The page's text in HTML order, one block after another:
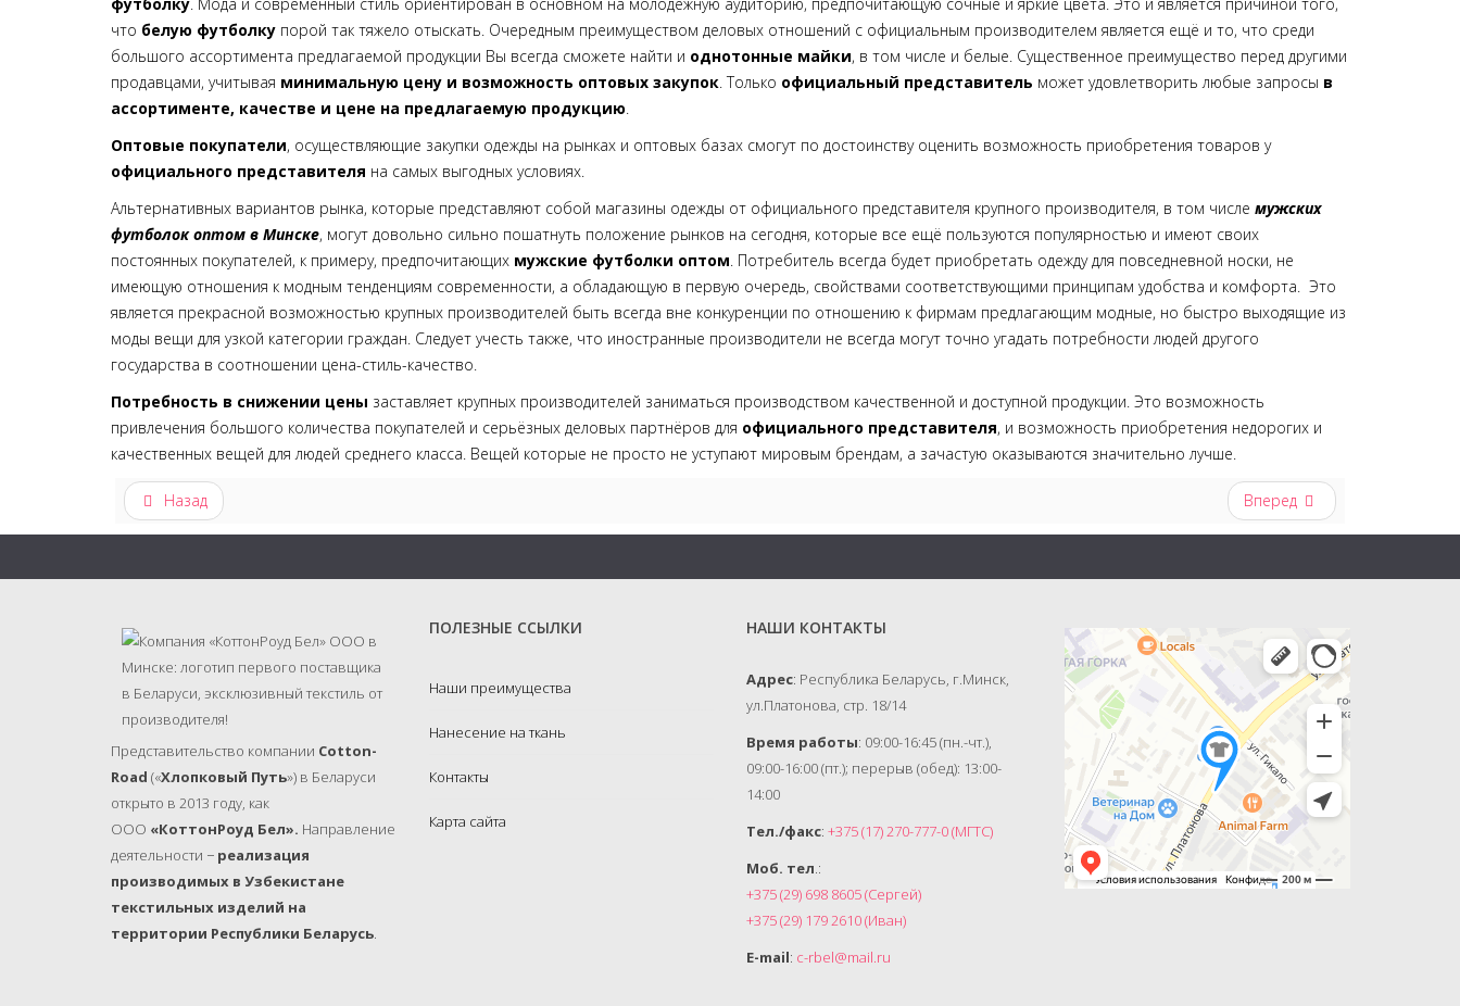
что белую футболку порой так тяжело отыскать. Очередным преимуществом деловых отношений с официальным производителем является ещё и то, что среди
большого ассортимента предлагаемой продукции Вы всегда сможете найти и однотонные майки, в том числе и белые. Существенное преимущество перед другими
продавцами, учитывая минимальную цену и возможность оптовых закупок. Только официальный представитель может удовлетворить любые запросы в
ассортименте, качестве и цене на предлагаемую продукцию.
Оптовые покупатели, осуществляющие закупки одежды на рынках и оптовых базах смогут по достоинству оценить возможность приобретения товаров у
официального представителя на самых выгодных условиях.
Альтернативных вариантов рынка, которые представляют собой магазины одежды от официального представителя крупного производителя, в том числе мужских
футболок оптом в Минске, могут довольно сильно пошатнуть положение рынков на сегодня, которые все ещё пользуются популярностью и имеют своих
постоянных покупателей, к примеру, предпочитающих мужские футболки оптом. Потребитель всегда будет приобретать одежду для повседневной носки, не
имеющую отношения к модным тенденциям современности, а обладающую в первую очередь, свойствами соответствующими принципам удобства и комфорта. Это
является прекрасной возможностью крупных производителей быть всегда вне конкуренции по отношению к фирмам предлагающим модные, но быстро выходящие из
моды вещи для узкой категории граждан. Следует учесть также, что иностранные производители не всегда могут точно угадать потребности людей другого
государства в соотношении цена-стиль-качество.
Потребность в снижении цены заставляет крупных производителей заниматься производством качественной и доступной продукции. Это возможность
привлечения большого количества покупателей и серьёзных деловых партнёров для официального представителя, и возможность приобретения недорогих и
качественных вещей для людей среднего класса. Вещей которые не просто не уступают мировым брендам, а зачастую оказываются значительно лучше.
Назад Вперед
Представительство компании Cotton-
Road («Хлопковый Путь») в Беларуси
открыто в 2013 году, как
ООО «КоттонРоуд Бел». Направление
деятельности − реализация
производимых в Узбекистане
текстильных изделий на
территории Республики Беларусь.
ПОЛЕЗНЫЕ ССЫЛКИ
Наши преимущества
Нанесение на ткань
Контакты
Карта сайта
НАШИ КОНТАКТЫ
Адрес: Республика Беларусь, г.Минск,
ул.Платонова, стр. 18/14
Время работы: 09:00-16:45 (пн.-чт.),
09:00-16:00 (пт.); перерыв (обед): 13:00-
14:00
Тел./факс: +375 (17) 270-777-0 (МГТС)
Моб. тел.:
+375 (29) 698 8605 (Сергей)
+375 (29) 179 2610 (Иван)
E-mail: c-rbel@mail.ru